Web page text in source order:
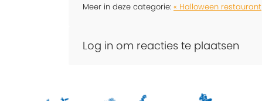
Meer in deze categorie: « Halloween restaurant
Log in om reacties te plaatsen